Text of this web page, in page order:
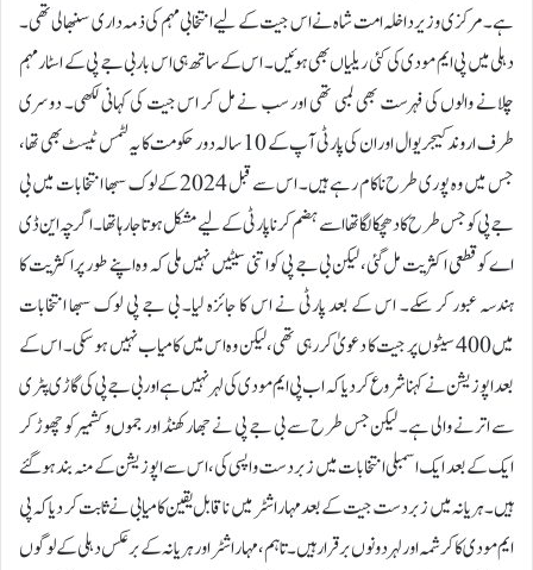
ہے۔ مرکزی وزیر داخلہ امت شاہ نے اس جیت کے لیے انتخابی مہم کی ذمہ داری سنبھالی تھی۔
دہلی میں پی ایم مودی کی کئی ریلیاں بھی ہوئیں۔ اس کے ساتھ ہی اس بار بی جے پی کے اسٹار مہم
چلانے والوں کی فہرست بھی لمبی تھی اور سب نے مل کر اس جیت کی کہانی لکھی۔ دوسری
طرف اروند کیجریوال اور ان کی پارٹی آپ کے 10 سالہ دور حکومت کا یہ لٹمس ٹیسٹ بھی تھا،
جس میں وہ پوری طرح ناکام رہے ہیں۔ اس سے قبل 2024 کے لوک سبھا انتخابات میں بی
جے پی کو جس طرح کا دھچکا لگا تھا اسے ہضم کرنا پارٹی کے لیے مشکل ہوتا جا رہا تھا۔ اگرچہ این ڈی
اے کو قطعی اکثریت مل گئی، لیکن بی جے پی کو اتنی سیٹیں نہیں ملی کہ وہ اپنے طور پر اکثریت کا
ہندسہ عبور کر سکے۔ اس کے بعد پارٹی نے اس کا جائزہ لیا۔ بی جے پی لوک سبھا انتخابات
میں 400 سیٹوں پر جیت کا دعویٰ کر رہی تھی، لیکن وہ اس میں کامیاب نہیں ہو سکی۔ اس کے
بعد اپوزیشن نے کہنا شروع کر دیا کہ اب پی ایم مودی کی لہر نہیں ہے اور بی جے پی کی گاڑی پٹری
سے اترنے والی ہے۔ لیکن جس طرح سے بی جے پی نے جھارکھنڈ اور جموں و کشمیر کو چھوڑ کر
ایک کے بعد ایک اسمبلی انتخابات میں زبردست واپسی کی، اس سے اپوزیشن کے منہ بند ہو گئے
ہیں۔ ہریانہ میں زبردست جیت کے بعد مہاراشٹر میں ناقابل یقین کامیابی نے ثابت کر دیا کہ پی
ایم مودی کا کرشمہ اور لہر دونوں برقرار ہیں۔ تاہم، مہاراشٹر اور ہریانہ کے برعکس دہلی کے لوگوں